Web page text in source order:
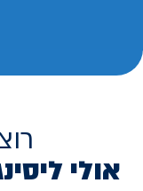
אולי